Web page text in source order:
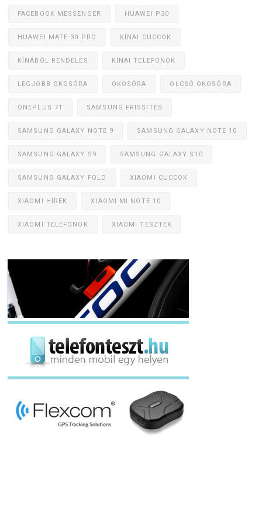
FACEBOOK MESSENGER HUAWEI P30
HUAWEI MATE 30 PRO KÍNAI CUCCOK
KÍNÁBÓL RENDELÉS KÍNAI TELEFONOK
LEGJOBB OKOSÓRA OKOSÓRA OLCSÓ OKOSÓRA
ONEPLUS 7T SAMSUNG FRISSÍTÉS
SAMSUNG GALAXY NOTE 9 SAMSUNG GALAXY NOTE 10
SAMSUNG GALAXY S9 SAMSUNG GALAXY S10
SAMSUNG GALAXY FOLD XIAOMI CUCCOK
XIAOMI HÍREK XIAOMI MI NOTE 10
XIAOMI TELEFONOK XIAOMI TESZTEK